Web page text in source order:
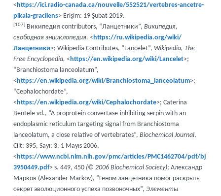
<https://ici.radio-canada.ca/nouvelle/552521/vertebres-ancetre-
pikaia-gracilens> Erişim: 19 Şubat 2019.
[107]Википедия contributors, “Ланцетники”, Википедия,
свободная энциклопедия, <https://ru.wikipedia.org/wiki/
Ланцетники>; Wikipedia Contributes, “Lancelet”, Wikipedia, The
Free Encyclopedia, <https://en.wikipedia.org/wiki/Lancelet>;
“Branchiostoma lanceolatum”,
<https://en.wikipedia.org/wiki/Branchiostoma_lanceolatum>;
“Cephalochordate”,
<https://en.wikipedia.org/wiki/Cephalochordate>; Caterina
Bentele vd., “A proprotein convertase-inhibiting serpin with an
endoplasmic reticulum targeting signal from Branchiostoma
lanceolatum, a close relative of vertebrates”, Biochemical Journal,
Cilt: 395, Sayı: 3, 1 Mayıs 2006,
<https://www.ncbi.nlm.nih.gov/pmc/articles/PMC1462704/pdf/bj
3950449.pdf> s. 449, 450 (© 2006 Biochemical Society); Александр
Марков (Alexander Markov), “Геном ланцетника помог раскрыть
секрет эволюционного успеха позвоночных”, Элементы